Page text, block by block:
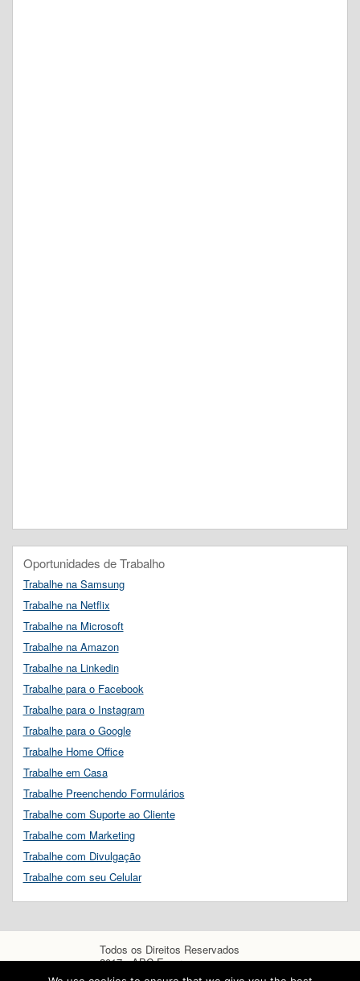
Oportunidades de Trabalho
Trabalhe na Samsung
Trabalhe na Netflix
Trabalhe na Microsoft
Trabalhe na Amazon
Trabalhe na Linkedin
Trabalhe para o Facebook
Trabalhe para o Instagram
Trabalhe para o Google
Trabalhe Home Office
Trabalhe em Casa
Trabalhe Preenchendo Formulários
Trabalhe com Suporte ao Cliente
Trabalhe com Marketing
Trabalhe com Divulgação
Trabalhe com seu Celular
Todos os Direitos Reservados
2017 - ABC Empregos